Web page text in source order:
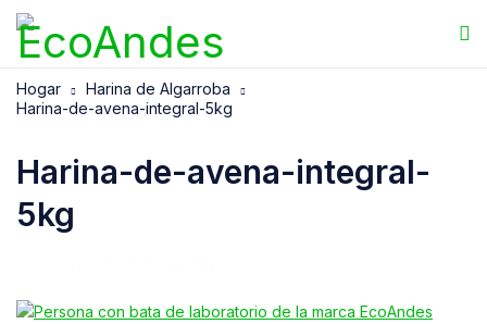
Hogar
Harina de Algarroba
Harina-de-avena-integral-5kg
Harina-de-avena-integral-
5kg